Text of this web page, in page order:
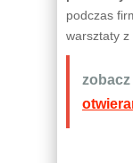
podczas
warsztaty z
zobacz